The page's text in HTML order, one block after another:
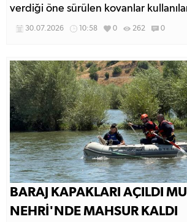
verdiği öne sürülen kovanlar
30.07.2026 10:58 0 262 0
BARAJ KAPAKLARI AÇILDI
NEHRİ'NDE MAHSUR KALDI